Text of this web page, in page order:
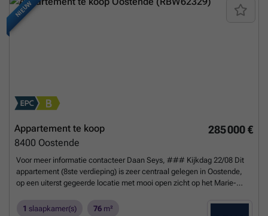
weten?
NIEUW
285 000 €
Appartement te koop
8400 Oostende
Voor meer informatie contacteer Daan Seys, ### Kijkdag 22/08 Dit
appartement (8ste verdieping) is zeer centraal gelegen in Oostende,
op een uiterst gegeerde locatie met mooi open zicht op het Marie-
authentiek appartement op toplocatie! Daarnaast bevinden zich ook
1 slaapkamer(s) 76 m²